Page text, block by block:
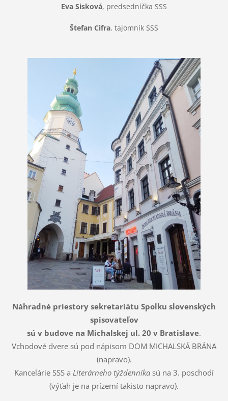
Eva Sisková, predsedníčka SSS
Štefan Cifra, tajomník SSS
Náhradné priestory sekretariátu Spolku slovenských
spisovateľov
sú v budove na Michalskej ul. 20 v Bratislave.
Vchodové dvere sú pod nápisom DOM MICHALSKÁ BRÁNA
(napravo).
Kancelárie SSS a Literárneho týždenníka sú na 3. poschodí
(výťah je na prízemí takisto napravo).